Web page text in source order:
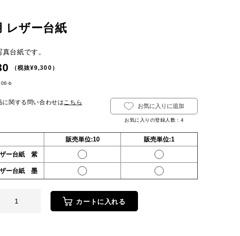
レザー台紙
台紙です。
（税抜¥9,300）
b
に関する問い合わせはこちら
お気に入りに追加
お気に入りの登録人数： 4
販売単位:10 販売単位:1
ー台紙 紫
ー台紙 墨
カートに入れる